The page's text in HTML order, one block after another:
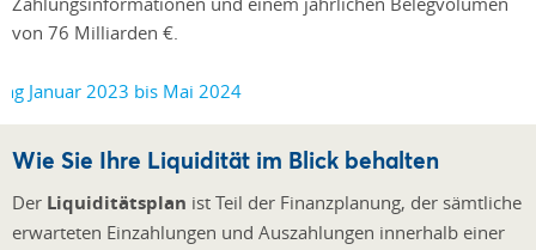
von 76 Milliarden €.
Wie Sie Ihre Liquidität im Blick behalten
Der Liquiditätsplan ist Teil der Finanzplanung, der sämtliche
erwarteten Einzahlungen und Auszahlungen innerhalb einer